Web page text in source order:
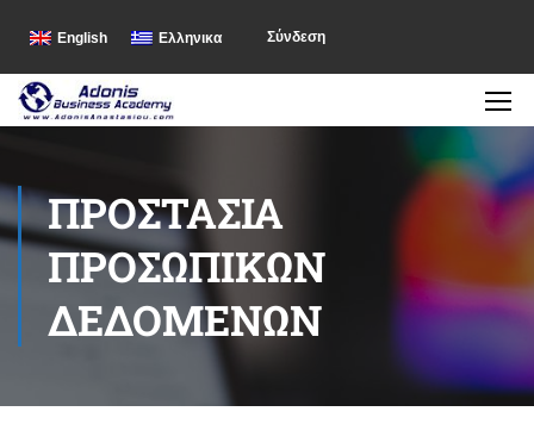
English Ελληνικα Σύνδεση
ΠΡΟΣΤΑΣΊΑ
ΠΡΟΣΩΠΙΚΏΝ
ΔΕΔΟΜΈΝΩΝ